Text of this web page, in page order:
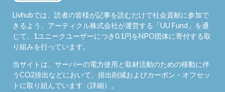
Livhubでは、読者の皆様が記事を読むだけで社会貢献に参加で
きるよう、アーティクル株式会社が運営する「UU Fund 」を通
じて、1ユニークユーザーにつき0.1円をNPO団体に寄付する取
り組みを行っています。
当サイトは、サーバーの電力使用と取材活動のための移動に伴
うCO2排出などにおいて、排出削減およびカーボン・オフセッ
トに取り組んでいます（詳細）。